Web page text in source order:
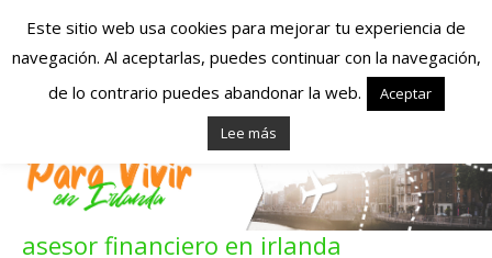
Españoles en
Irlanda – Vivir en
Irlanda – Trabajo
asesor financiero en irlanda
Este sitio web usa cookies para mejorar tu experiencia de
navegación. Al aceptarlas, puedes continuar con la navegación,
de lo contrario puedes abandonar la web.
Aceptar
Lee más